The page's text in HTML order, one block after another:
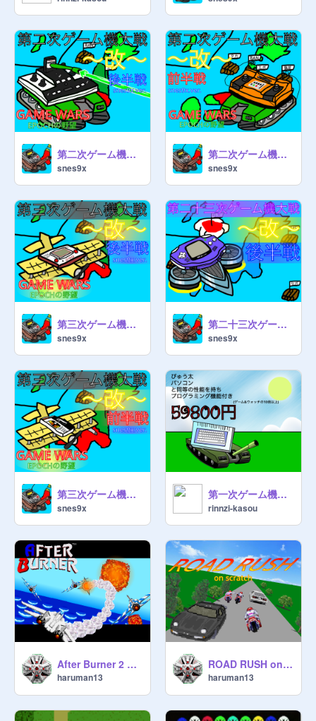
第二次ゲーム機大戦〜改〜 後半戦 snes9x.ver.
snes9x
第二次ゲーム機大戦〜改〜 前半戦 snes9x.ver.
snes9x
第三次ゲーム機大戦〜改〜 後半戦 snes9x.ver.
snes9x
第二十三次ゲーム機大戦〜改〜 後半戦
snes9x
第三次ゲーム機大戦〜改〜 前半戦 snes9x.ver.
snes9x
第一次ゲーム機大戦
rinnzi-kasou
After Burner 2 ver.0.7.5
haruman13
ROAD RUSH on scratch 0.5.0
haruman13